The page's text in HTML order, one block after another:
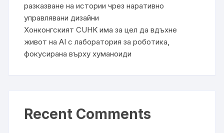
разказване на истории чрез наративно
управлявани дизайни
Хонконгският CUHK има за цел да вдъхне
живот на AI с лаборатория за роботика,
фокусирана върху хуманоиди
Recent Comments